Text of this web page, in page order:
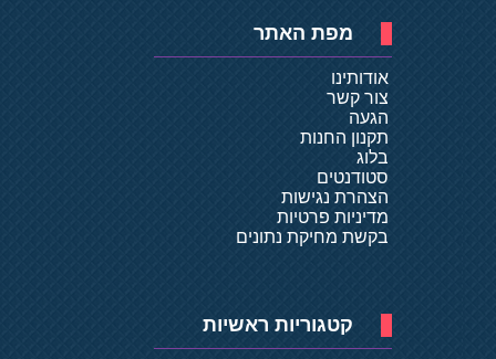
מפת האתר
אודותינו
צור קשר
הגעה
תקנון החנות
בלוג
סטודנטים
הצהרת נגישות
מדיניות פרטיות
בקשת מחיקת נתונים
קטגוריות ראשיות